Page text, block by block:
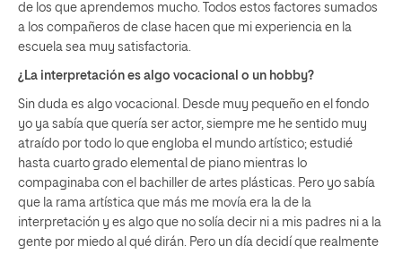
de los que aprendemos mucho. Todos estos factores sumados
a los compañeros de clase hacen que mi experiencia en la
escuela sea muy satisfactoria.
¿La interpretación es algo vocacional o un hobby?
Sin duda es algo vocacional. Desde muy pequeño en el fondo
yo ya sabía que quería ser actor, siempre me he sentido muy
atraído por todo lo que engloba el mundo artístico; estudié
hasta cuarto grado elemental de piano mientras lo
compaginaba con el bachiller de artes plásticas. Pero yo sabía
que la rama artística que más me movía era la de la
interpretación y es algo que no solía decir ni a mis padres ni a la
gente por miedo al qué dirán. Pero un día decidí que realmente